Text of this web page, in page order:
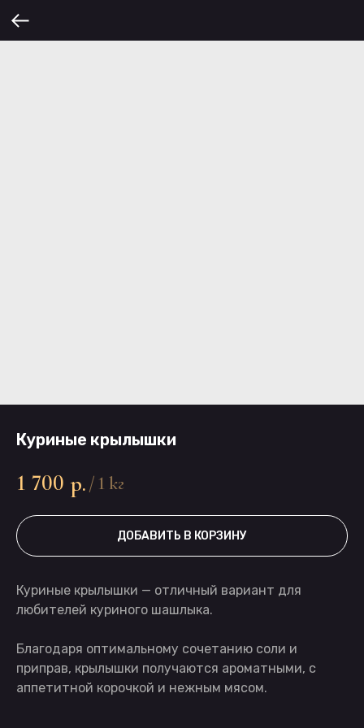
Куриные крылышки
1 700 р./ 1 кг
ДОБАВИТЬ В КОРЗИНУ
Куриные крылышки — отличный вариант для
любителей куриного шашлыка.
Благодаря оптимальному сочетанию соли и
приправ, крылышки получаются ароматными, с
аппетитной корочкой и нежным мясом.